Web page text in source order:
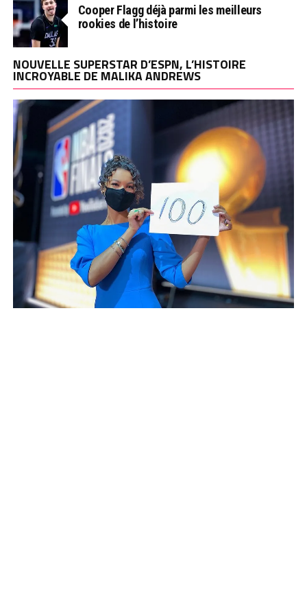
Cooper Flagg déjà parmi les meilleurs
rookies de l’histoire
NOUVELLE SUPERSTAR D’ESPN, L’HISTOIRE
INCROYABLE DE MALIKA ANDREWS